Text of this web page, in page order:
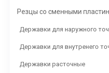
Резцы со сменными
Державки для наружного
Державки для внутренего
Державки расточные